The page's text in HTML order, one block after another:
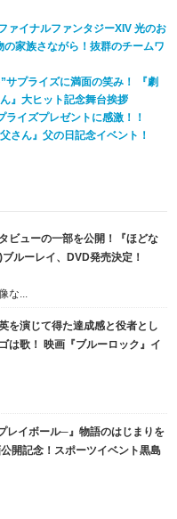
ァイナルファンタジーXIV 光のお
家族さながら！抜群のチームワ
サプライズに満面の笑み！ 『劇
』大ヒット記念舞台挨拶
イズプレゼントに感激！！
さん』父の日記念イベント！
ビューの一部を公開！『ほどな
ルーレイ、DVD発売決定！
な...
を演じて得た達成感と役者とし
は歌！ 映画『ブルーロック』イ
レイボール─』物語のはじまりを
開記念！スポーツイベント黒島